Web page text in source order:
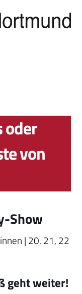
oder
von
Show
| 20, 21, 22
geht weiter!